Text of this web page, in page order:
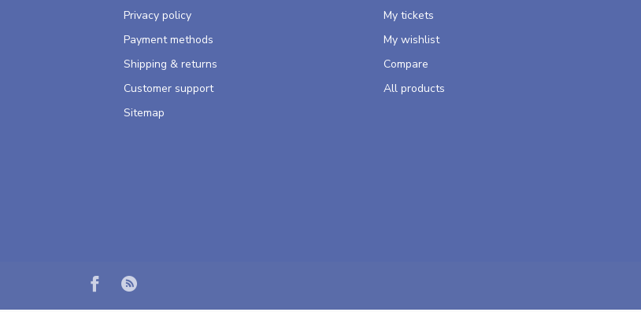
Privacy policy
Payment methods
Shipping & returns
Customer support
Sitemap
My tickets
My wishlist
Compare
All products